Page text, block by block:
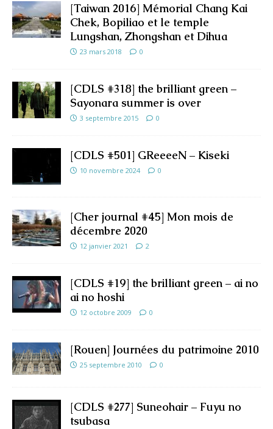
[Taiwan 2016] Mémorial Chang Kai
Chek, Bopiliao et le temple
Lungshan, Zhongshan et Dihua
23 mars 2018 0
[CDLS #318] the brilliant green –
Sayonara summer is over
3 septembre 2015 0
[CDLS #501] GReeeeN – Kiseki
10 novembre 2024 0
[Cher journal #45] Mon mois de
décembre 2020
12 janvier 2021 2
[CDLS #19] the brilliant green – ai no
ai no hoshi
12 octobre 2009 0
[Rouen] Journées du patrimoine 2010
25 septembre 2010 0
[CDLS #277] Suneohair – Fuyu no
tsubasa